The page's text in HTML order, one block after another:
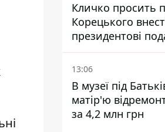
Кличко просить
Корецького
президентові
звільнення
Троєщини
13:06
В музеї під
матір'ю
за 4,2 млн грн